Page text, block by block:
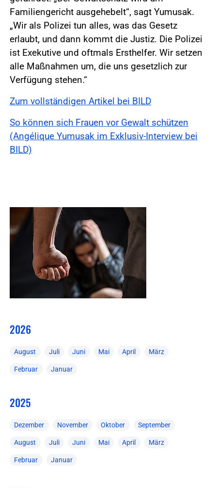
Familiengericht ausgehebelt“, sagt Yumusak.
„Wir als Polizei tun alles, was das Gesetz
erlaubt, und dann kommt die Justiz. Die Polizei
ist Exekutive und oftmals Ersthelfer. Wir setzen
alle Maßnahmen um, die uns gesetzlich zur
Verfügung stehen.“
Zum vollständigen Artikel bei BILD
So können sich Frauen vor Gewalt schützen
(Angélique Yumusak im Exklusiv-Interview bei
BILD)
2026
August Juli Juni Mai April März
Februar Januar
2025
Dezember November Oktober September
August Juli Juni Mai April März
Februar Januar